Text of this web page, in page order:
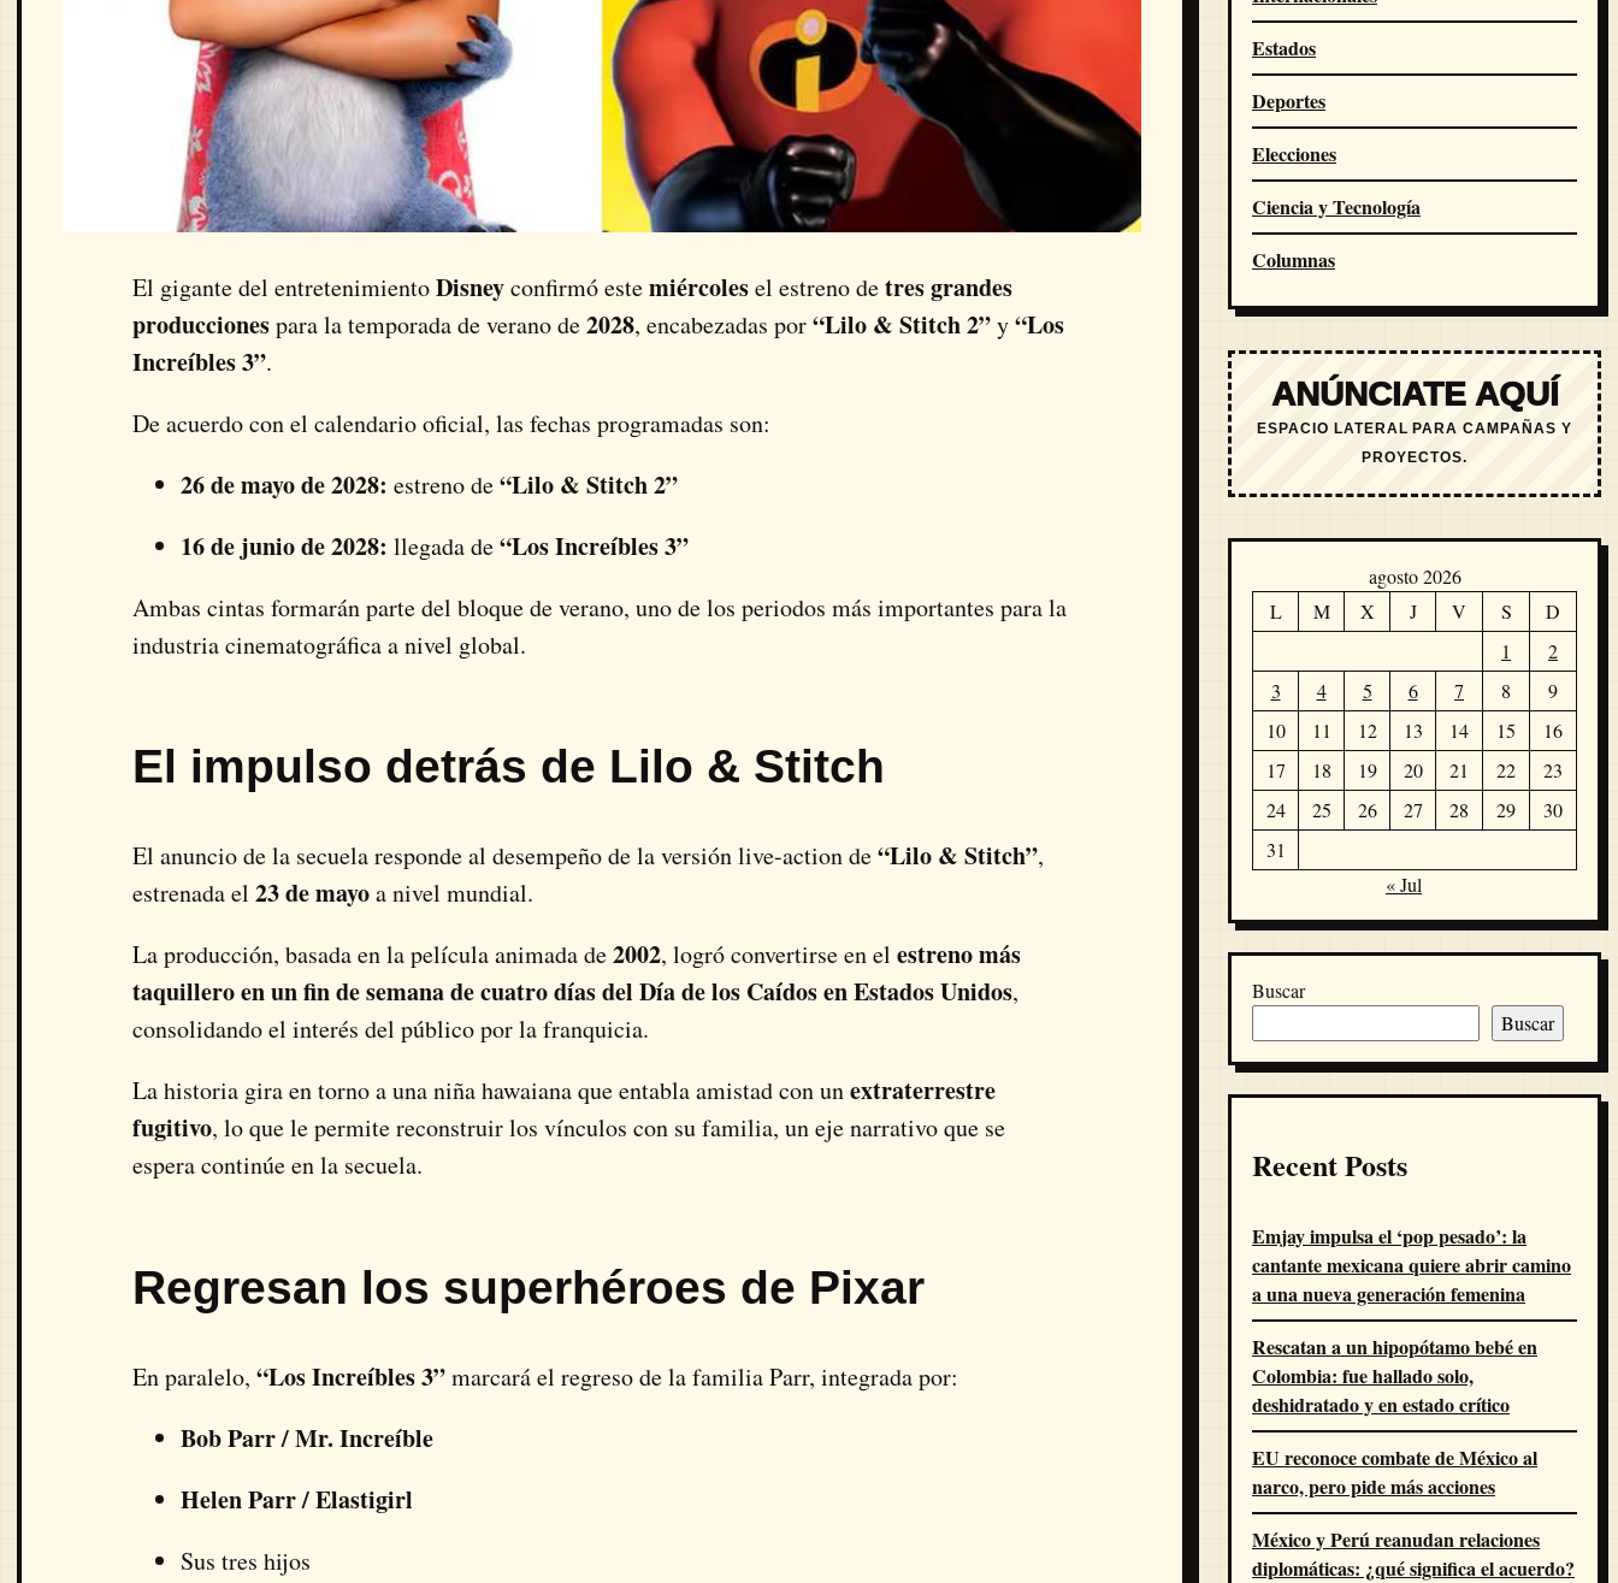
El gigante del entretenimientoDisneyconfirmó estemiércolesel estreno detres grandes
produccionespara la temporada de verano de2028, encabezadas por“Lilo & Stitch 2”y“Los
Increíbles 3”.
De acuerdo con el calendario oficial, las fechas programadas son:
26 de mayo de 2028: estreno de“Lilo & Stitch 2”
16 de junio de 2028: llegada de“Los Increíbles 3”
Ambas cintas formarán parte del bloque de verano, uno de los periodos más importantes para la
industria cinematográfica a nivel global.
El impulso detrás de Lilo & Stitch
El anuncio de la secuela responde al desempeño de la versión live-action de“Lilo & Stitch”,
estrenada el 23 de mayoa nivel mundial.
La producción, basada en la película animada de2002, logró convertirse en el estreno más
taquillero en un fin de semana de cuatro días del Día de los Caídos en Estados Unidos,
consolidando el interés del público por la franquicia.
La historia gira en torno a una niña hawaiana que entabla amistad con unextraterrestre
fugitivo, lo que le permite reconstruir los vínculos con su familia, un eje narrativo que se
espera continúe en la secuela.
Regresan los superhéroes de Pixar
En paralelo, “Los Increíbles 3”marcará el regreso de la familia Parr, integrada por:
Bob Parr / Mr. Increíble
Helen Parr / Elastigirl
Sus tres hijos
Estados
Deportes
Elecciones
Ciencia y Tecnología
Columnas
ANÚNCIATE AQUÍ
ESPACIO LATERAL PARA CAMPAÑAS Y
PROYECTOS.
agosto 2026
L
M X J V S
D
1
2
3
4 5 6 7 8
9
10
11 12 13 14 15
16
17
18 19 20 21 22
23
24
25 26 27 28 29
30
31
« Jul
Buscar
Buscar
Recent Posts
Emjay impulsa el ‘pop pesado’: la
cantante mexicana quiere abrir camino
a una nueva generación femenina
Rescatan a un hipopótamo bebé en
Colombia: fue hallado solo,
deshidratado y en estado crítico
EU reconoce combate de México al
narco, pero pide más acciones
México y Perú reanudan relaciones
diplomáticas: ¿qué significa el acuerdo?